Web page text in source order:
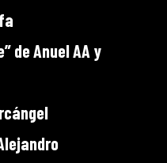
de Anuel AA y